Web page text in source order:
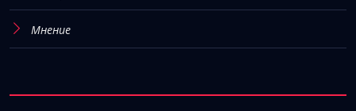
Мнение